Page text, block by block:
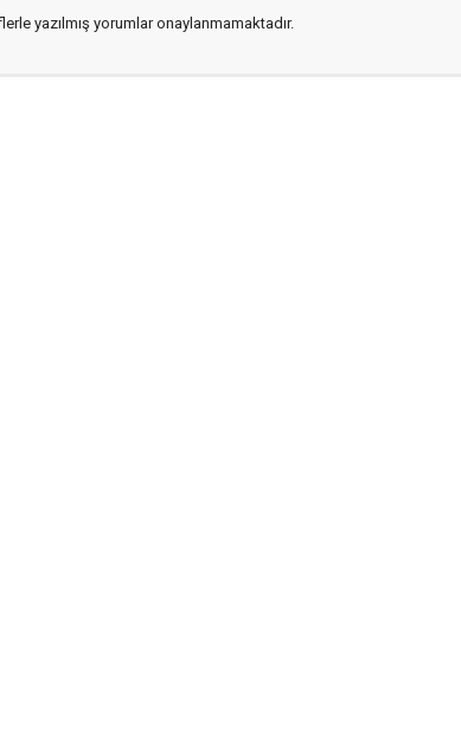
yazılmış yorumlar onaylanmamaktadır.